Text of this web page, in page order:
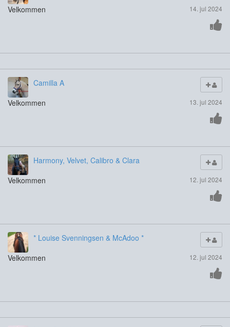
14. jul 2024
Velkommen
Camilla A
13. jul 2024
Velkommen
Harmony, Velvet, Calibro & Clara
12. jul 2024
Velkommen
* Louise Svenningsen & McAdoo *
12. jul 2024
Velkommen